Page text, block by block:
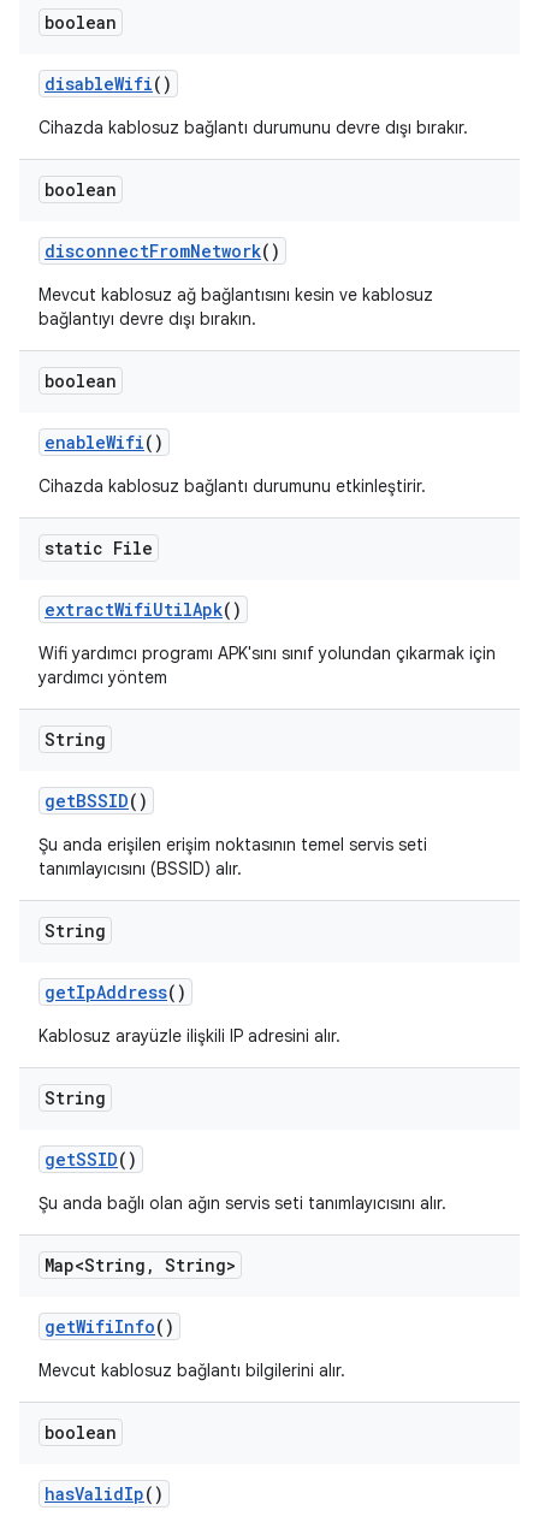
boolean
disableWifi()
Cihazda kablosuz bağlantı durumunu devre dışı bırakır.
boolean
disconnectFromNetwork()
Mevcut kablosuz ağ bağlantısını kesin ve kablosuz
bağlantıyı devre dışı bırakın.
boolean
enableWifi()
Cihazda kablosuz bağlantı durumunu etkinleştirir.
static File
extractWifiUtilApk()
Wifi yardımcı programı APK'sını sınıf yolundan çıkarmak için
yardımcı yöntem
String
getBSSID()
Şu anda erişilen erişim noktasının temel servis seti
tanımlayıcısını (BSSID) alır.
String
getIpAddress()
Kablosuz arayüzle ilişkili IP adresini alır.
String
getSSID()
Şu anda bağlı olan ağın servis seti tanımlayıcısını alır.
Map<String , String>
getWifiInfo()
Mevcut kablosuz bağlantı bilgilerini alır.
boolean
hasValidIp()